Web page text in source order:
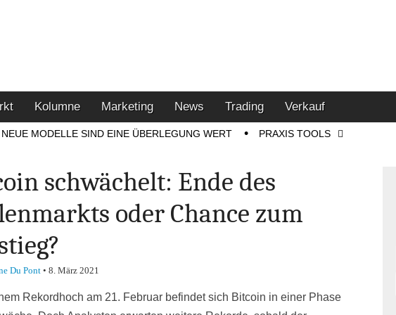
Kolumne Marketing News Trading Verkauf
NEUE MODELLE SIND EINE ÜBERLEGUNG WERT PRAXIS TOOLS
schwächelt: Ende des
oder Chance zum
Du Pont• 8. März 2021
Rekordhoch am 21. Februar befindet sich Bitcoin in einer Phase